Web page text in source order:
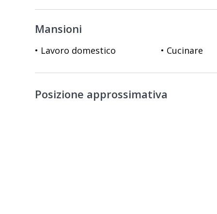
Mansioni
• Lavoro domestico • Cucinare
Posizione approssimativa